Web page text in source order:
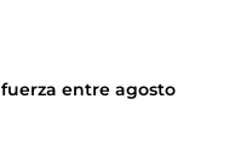
entre agosto